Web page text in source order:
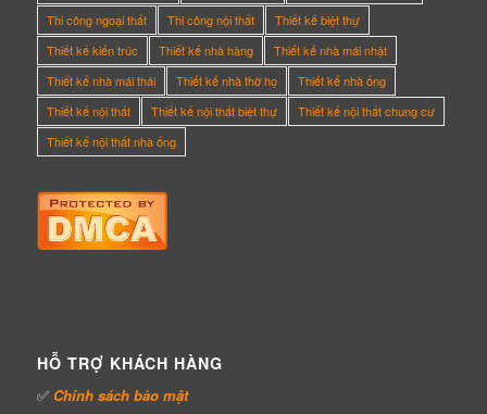
Thi công ngoại thất
Thi công nội thất
Thiết kế biệt thự
Thiết kế kiến trúc
Thiết kế nhà hàng
Thiết kế nhà mái nhật
Thiết kế nhà mái thái
Thiết kế nhà thờ họ
Thiết kế nhà ống
Thiết kế nội thất
Thiết kế nội thất biệt thự
Thiết kế nội thất chung cư
Thiết kế nội thất nhà ống
HỖ TRỢ KHÁCH HÀNG
✅ Chính sách bảo mật